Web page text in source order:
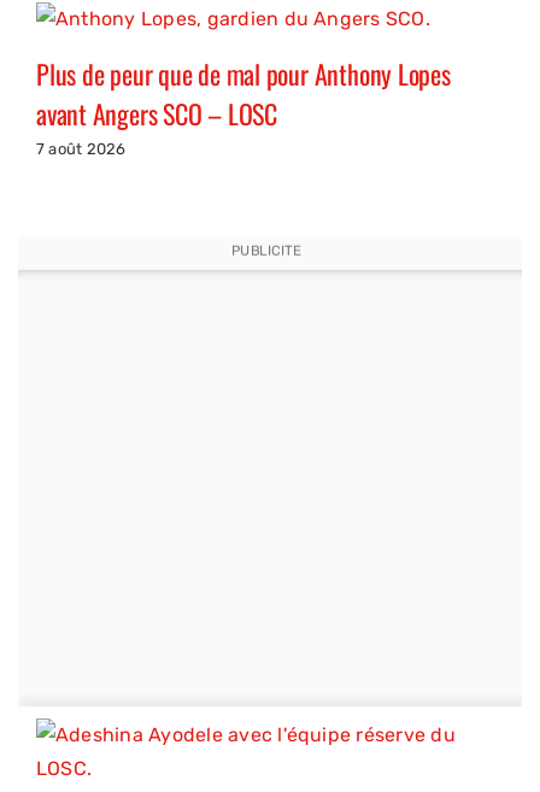
Plus de peur que de mal pour Anthony Lopes
avant Angers SCO – LOSC
7 août 2026
PUBLICITE